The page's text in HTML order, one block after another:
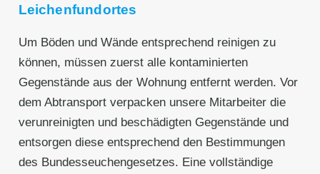
Leichenfundortes
Um Böden und Wände entsprechend reinigen zu
können, müssen zuerst alle kontaminierten
Gegenstände aus der Wohnung entfernt werden. Vor
dem Abtransport verpacken unsere Mitarbeiter die
verunreinigten und beschädigten Gegenstände und
entsorgen diese entsprechend den Bestimmungen
des Bundesseuchengesetzes. Eine vollständige